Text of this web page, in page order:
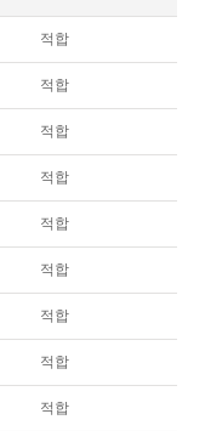
적합
적합
적합
적합
적합
적합
적합
적합
적합